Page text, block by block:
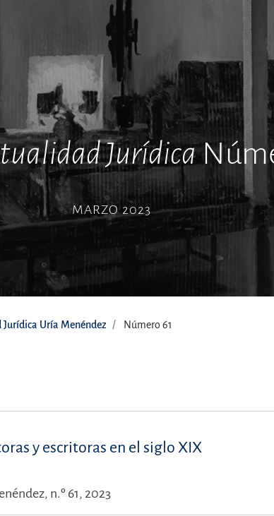
Jurídica
MARZO 2023
Uría Menéndez Número 61
y escritoras en el siglo XIX
n.º 61, 2023